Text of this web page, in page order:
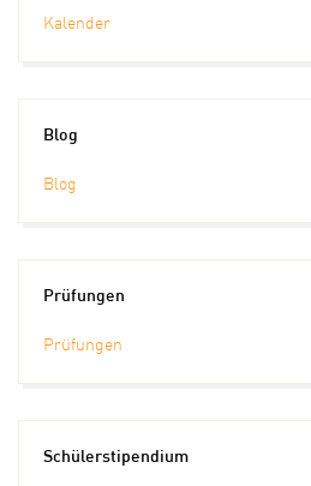
Kalender
Blog
Blog
Prüfungen
Prüfungen
Schülerstipendium